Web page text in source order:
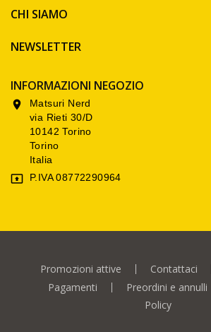
CHI SIAMO
NEWSLETTER
INFORMAZIONI NEGOZIO

Matsuri Nerd
via Rieti 30/D
10142 Torino
Torino
Italia
 P.IVA 08772290964
Promozioni attive Contattaci
Pagamenti
Preordini e annulli
Policy